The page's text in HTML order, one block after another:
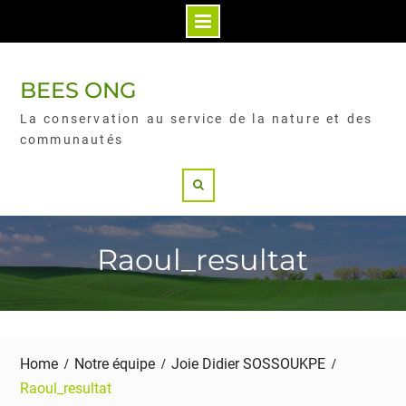
BEES ONG
La conservation au service de la nature et des
communautés
Raoul_resultat
Home Notre équipe
Joie Didier SOSSOUKPE
Raoul_resultat